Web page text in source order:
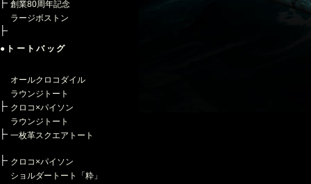
創業80周年記念
ラージボストン
●トートバッグ
オールクロコダイル
ラウンジトート
クロコ×パイソン
ラウンジトート
一枚革スクエアトート
クロコ×パイソン
ショルダートート「粋」